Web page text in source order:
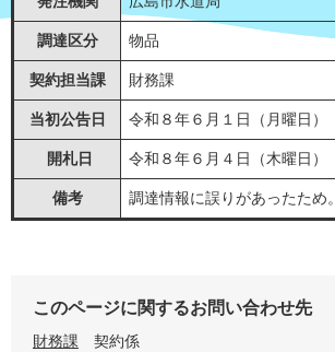
調達区分 物品
契約担当課 財務課
当初公告日 令和８年６月１日（月曜日）
開札日 令和８年６月４日（木曜日）
備考 調達情報に誤りがあったため。
このページに関するお問い合わせ先
財務課
契約係